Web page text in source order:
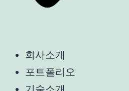
회사소개
포트폴리오